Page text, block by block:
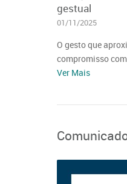
gestual
01/11/2025
O gesto que
compromisso
Ver Mais